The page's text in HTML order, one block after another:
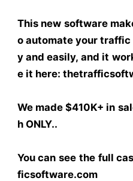
This new software
o automate your
y and easily, and it
e it here:
We made $410K+ in
h ONLY..
You can see the full
ficsoftware.com